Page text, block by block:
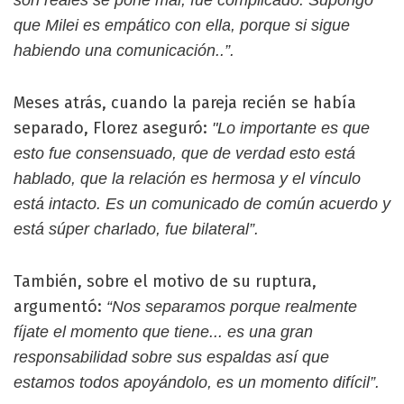
que Milei es empático con ella, porque si sigue
habiendo una comunicación..”.
Meses atrás, cuando la pareja recién se había
separado, Florez aseguró: "Lo importante es que
esto fue consensuado, que de verdad esto está
hablado, que la relación es hermosa y el vínculo
está intacto. Es un comunicado de común acuerdo y
está súper charlado, fue bilateral”.
También, sobre el motivo de su ruptura,
argumentó: “Nos separamos porque realmente
fíjate el momento que tiene... es una gran
responsabilidad sobre sus espaldas así que
estamos todos apoyándolo, es un momento difícil”.